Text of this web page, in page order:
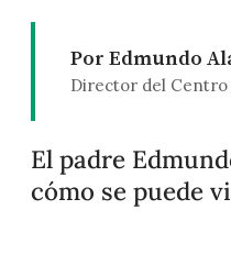
Por Edmundo
Director del Centro
El padre
cómo se puede